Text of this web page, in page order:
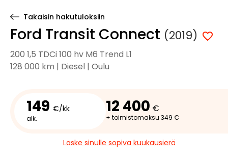
Takaisin hakutuloksiin
Ford Transit Connect (2019)
200 1,5 TDCi 100 hv M6 Trend L1
128 000 km | Diesel | Oulu
149 €/kk
alk.
12 400 €
+ toimistomaksu 349 €
Laske sinulle sopiva kuukausierä